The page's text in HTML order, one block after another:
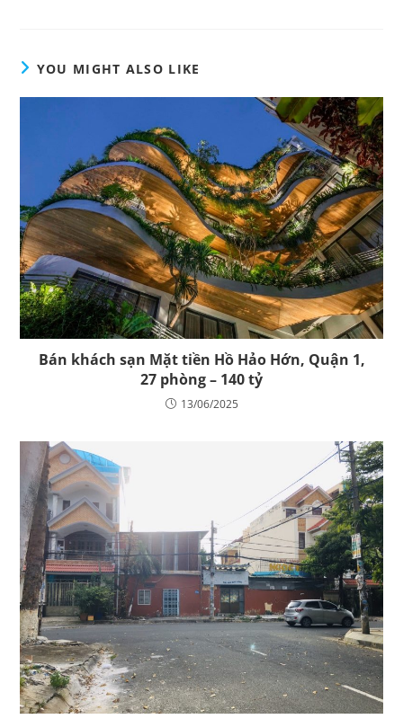
YOU MIGHT ALSO LIKE
Bán khách sạn Mặt tiền Hồ Hảo Hớn, Quận 1,
27 phòng – 140 tỷ
13/06/2025